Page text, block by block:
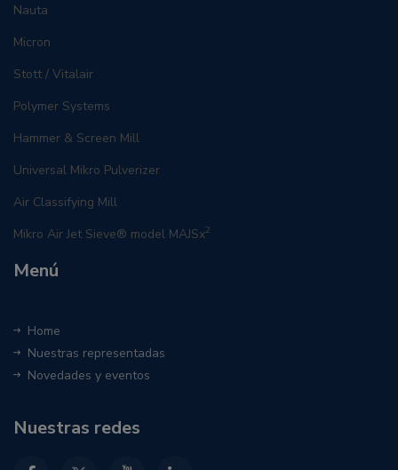
Nauta
Micron
Stott / Vitalair
Polymer Systems
Hammer & Screen Mill
Universal Mikro Pulverizer
Air Classifying Mill
Mikro Air Jet Sieve® model MAJSx2
Menú
Home
Nuestras representadas
Novedades y eventos
Nuestras redes